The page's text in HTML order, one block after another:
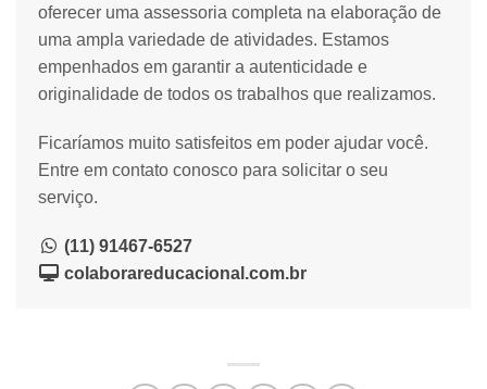
oferecer uma assessoria completa na elaboração de
uma ampla variedade de atividades. Estamos
empenhados em garantir a autenticidade e
originalidade de todos os trabalhos que realizamos.
Ficaríamos muito satisfeitos em poder ajudar você.
Entre em contato conosco para solicitar o seu
serviço.
(11) 91467-6527
colaborareducacional.com.br